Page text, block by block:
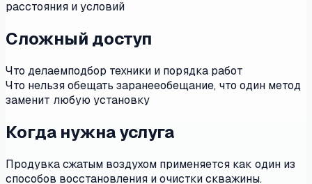
расстояния и условий
Сложный доступ
Что делаемподбор техники и порядка работ
Что нельзя обещать заранееобещание, что один метод
заменит любую установку
Когда нужна услуга
Продувка сжатым воздухом применяется как один из
способов восстановления и очистки скважины.